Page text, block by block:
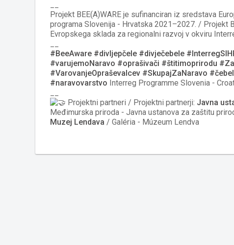
Projekt BEE(A)WARE je sufinanciran iz sredstava
programa Slovenija - Hrvatska 2021–2027. / Projekt
Evropskega sklada za regionalni razvoj v okviru
#BeeAware #divljepčele #divječebele
#varujemoNaravo #oprašivači #štitimoprirodu
#VarovanjeOpraševalcev #SkupajZaNaravo
#naravovarstvo Interreg Programme Slovenia -
Projektni partneri / Projektni partnerji: Javna
Međimurska priroda - Javna ustanova za zaštitu
Muzej Lendava / Galéria - Múzeum Lendva